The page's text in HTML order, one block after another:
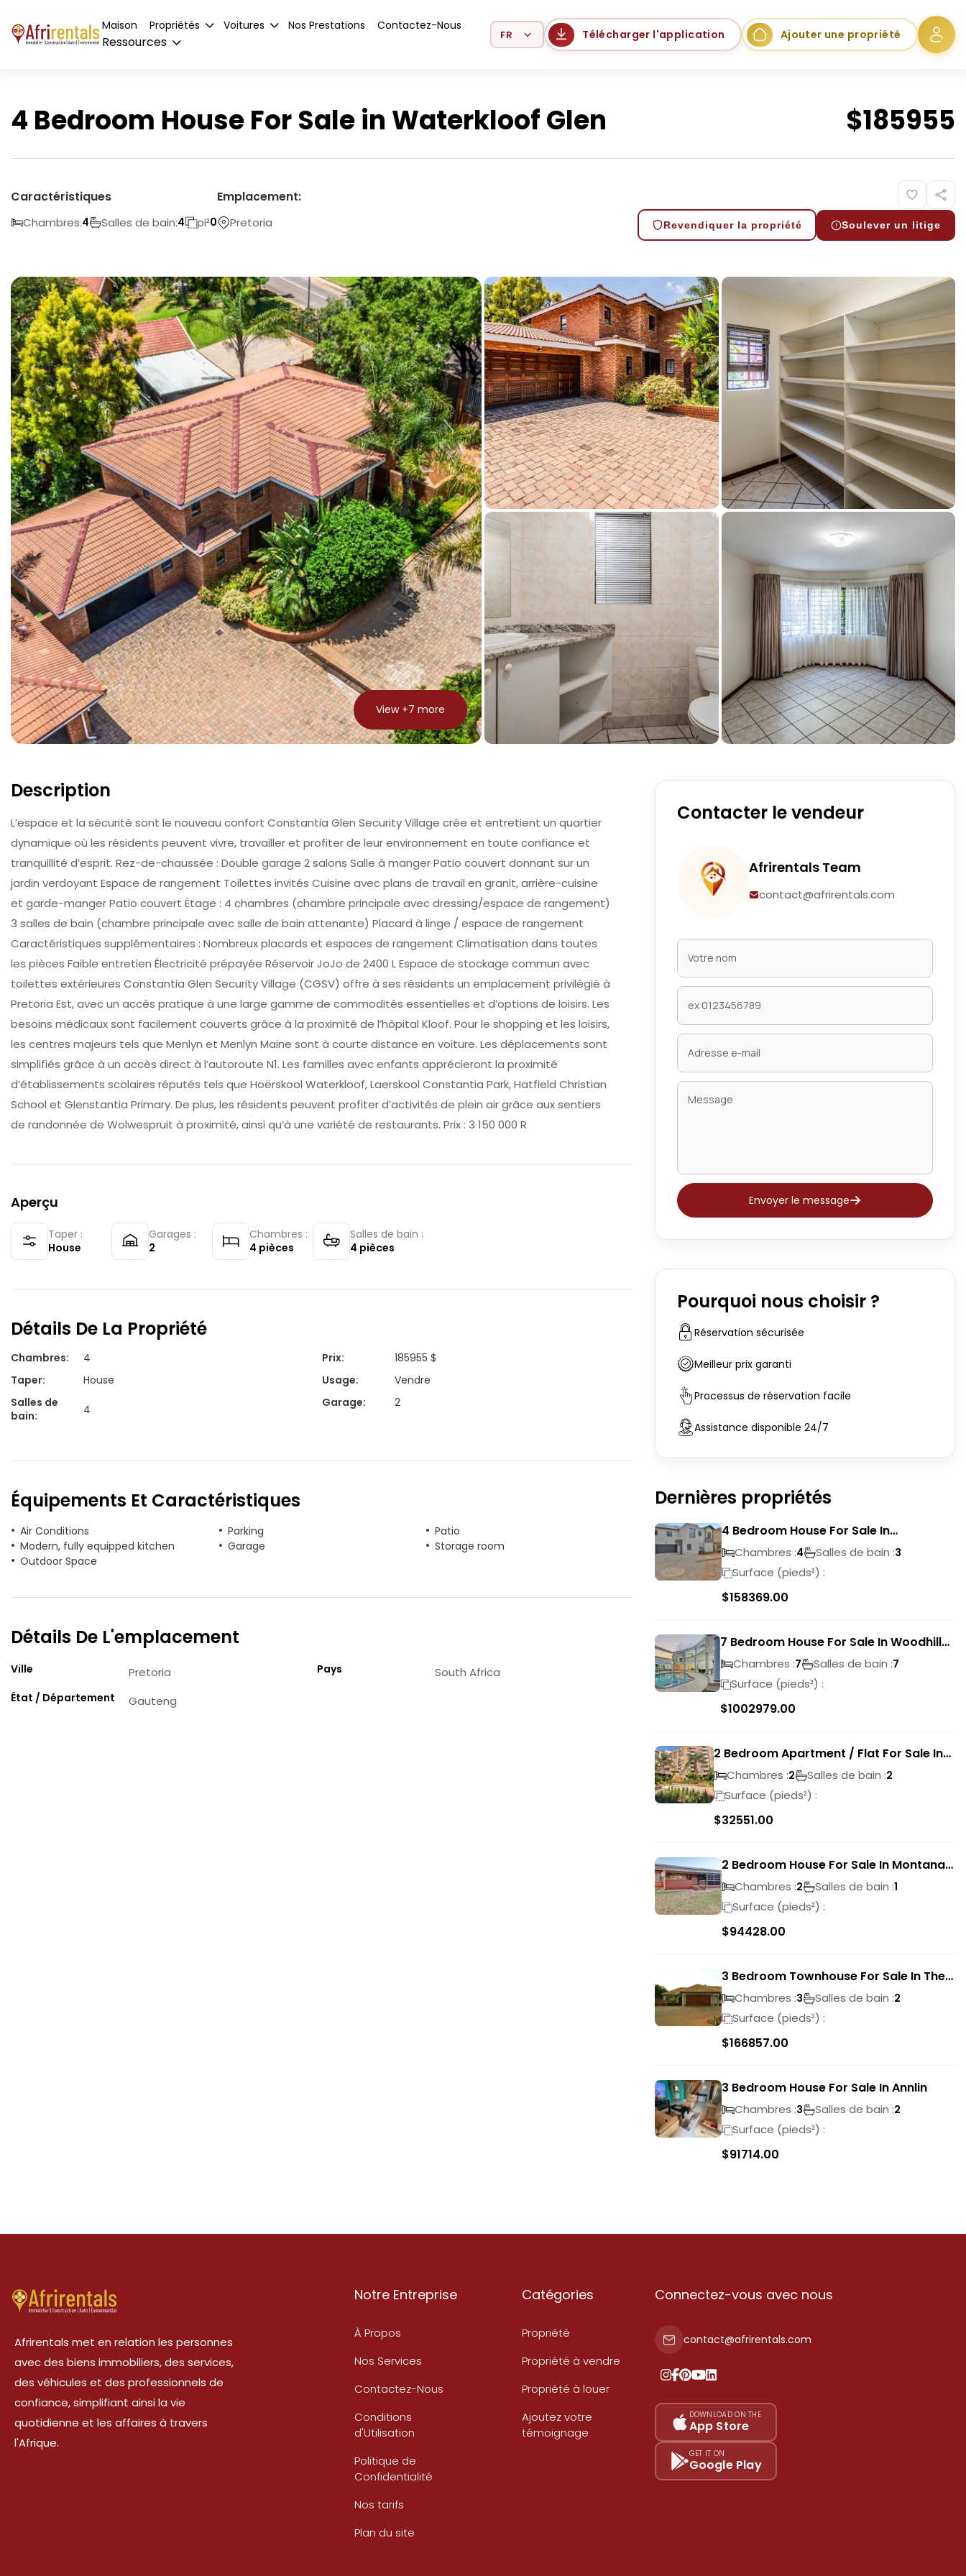
Maison Propriétés Voitures Nos Prestations Contactez-Nous
Ressources
Select Language Télécharger l'application Ajouter une propriété
4 Bedroom House For Sale in Waterkloof Glen $185955
Caractéristiques
Chambres:4 Salles de bain:4 pi²0
Emplacement:
Pretoria Revendiquer la propriété Soulever un litige
View +7 more
Description
L’espace et la sécurité sont le nouveau confort Constantia Glen Security Village crée et entretient un quartier
dynamique où les résidents peuvent vivre, travailler et profiter de leur environnement en toute confiance et
tranquillité d’esprit. Rez-de-chaussée : Double garage 2 salons Salle à manger Patio couvert donnant sur un
jardin verdoyant Espace de rangement Toilettes invités Cuisine avec plans de travail en granit, arrière-cuisine
et garde-manger Patio couvert Étage : 4 chambres (chambre principale avec dressing/espace de rangement)
3 salles de bain (chambre principale avec salle de bain attenante) Placard à linge / espace de rangement
Caractéristiques supplémentaires : Nombreux placards et espaces de rangement Climatisation dans toutes
les pièces Faible entretien Électricité prépayée Réservoir JoJo de 2400 L Espace de stockage commun avec
toilettes extérieures Constantia Glen Security Village (CGSV) offre à ses résidents un emplacement privilégié à
Pretoria Est, avec un accès pratique à une large gamme de commodités essentielles et d’options de loisirs. Les
besoins médicaux sont facilement couverts grâce à la proximité de l’hôpital Kloof. Pour le shopping et les loisirs,
les centres majeurs tels que Menlyn et Menlyn Maine sont à courte distance en voiture. Les déplacements sont
simplifiés grâce à un accès direct à l’autoroute N1. Les familles avec enfants apprécieront la proximité
d’établissements scolaires réputés tels que Hoërskool Waterkloof, Laerskool Constantia Park, Hatfield Christian
School et Glenstantia Primary. De plus, les résidents peuvent profiter d’activités de plein air grâce aux sentiers
de randonnée de Wolwespruit à proximité, ainsi qu’à une variété de restaurants. Prix : 3 150 000 R
Aperçu
Taper :
House
Garages :
2
Chambres :
4 pièces
Salles de bain :
4 pièces
Détails De La Propriété
Chambres: 4 Prix:
185955 $
Taper: House Usage:
Vendre
Salles de
bain: 4 Garage: 2
Équipements Et Caractéristiques
Air Conditions Parking
Patio
Modern, fully equipped kitchen
Garage
Storage room
Outdoor Space
Détails De L'emplacement
Ville Pretoria
État / Département Gauteng
Pays South Africa
Contacter le vendeur
Afrirentals Team
contact@afrirentals.com
Envoyer le message
Pourquoi nous choisir ?
Réservation sécurisée
Meilleur prix garanti
Processus de réservation facile
Assistance disponible 24/7
Dernières propriétés
4 Bedroom House For Sale In
Magalieskruin
Chambres :4 Salles de bain :3
Surface (pieds²) :
$158369.00
7 Bedroom House For Sale In Woodhill
Golf Estate
Chambres :7 Salles de bain :7
Surface (pieds²) :
$1002979.00
2 Bedroom Apartment / Flat For Sale In
Pretoria Central
Chambres :2 Salles de bain :2
Surface (pieds²) :
$32551.00
2 Bedroom House For Sale In Montana
ParkChambres :2 Salles de bain :1
Surface (pieds²) :
$94428.00
3 Bedroom Townhouse For Sale In The
WildsChambres :3 Salles de bain :2
Surface (pieds²) :
$166857.00
3 Bedroom House For Sale In Annlin
Chambres :3 Salles de bain :2
Surface (pieds²) :
$91714.00
Afrirentals met en relation les personnes
avec des biens immobiliers, des services,
des véhicules et des professionnels de
confiance, simplifiant ainsi la vie
quotidienne et les affaires à travers
l'Afrique.
Notre Entreprise
À Propos
Nos Services
Contactez-Nous
Conditions
d'Utilisation
Politique de
Confidentialité
Nos tarifs
Plan du site
Catégories
Propriété
Propriété à vendre
Propriété à louer
Ajoutez votre
témoignage
Connectez-vous avec nous
contact@afrirentals.com
DOWNLOAD ON THE
App Store
GET IT ON
Google Play